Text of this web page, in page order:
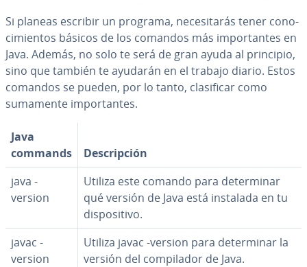
Si planeas escribir un programa, ne­ce­si­ta­rás tener co­no­
ci­mie­n­tos básicos de los comandos más im­po­r­ta­n­tes en
Java. Además, no solo te será de gran ayuda al principio,
sino que también te ayudarán en el trabajo diario. Estos
comandos se pueden, por lo tanto, cla­si­fi­car como
sumamente im­po­r­ta­n­tes.
Java
commands
De­s­cri­p­ción
java -
version
Utiliza este comando para de­te­r­mi­nar
qué versión de Java está instalada en tu
di­s­po­si­ti­vo.
javac -
version
Utiliza javac -version para de­te­r­mi­nar la
versión del co­m­pi­la­dor de Java.